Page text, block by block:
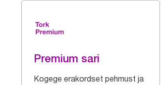
Premium sari
Kogege erakordset pehmust ja